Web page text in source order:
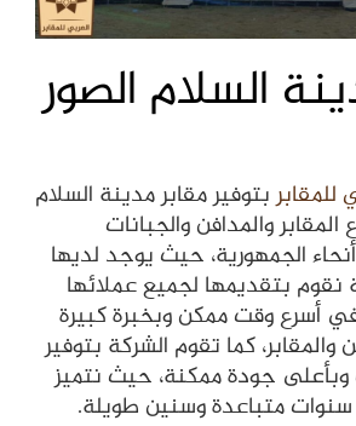
السلام الصور
للمقابربتوفير مقابر مدينة السلام
المقابر والمدافن والجبانات
الجمهورية، حيث يوجد لديها
نقوم بتقديمها لجميع عملائها
أسرع وقت ممكن وبخبرة كبيرة
والمقابر، كما تقوم الشركة بتوفير
جودة ممكنة، حيث نتميز
متباعدة وسنين طويلة.